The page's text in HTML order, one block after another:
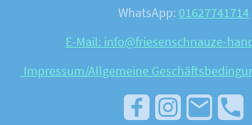
WhatsApp: 01627741714
E-Mail: info@friesenschnauze-
Impressum/Allgemeine